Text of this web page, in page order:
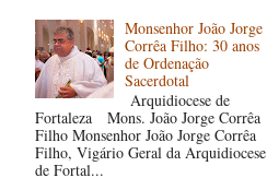
Monsenhor João Jorge
Corrêa Filho: 30 anos
de Ordenação
Sacerdotal
Arquidiocese de
Fortaleza Mons. João Jorge Corrêa
Filho Monsenhor João Jorge Corrêa
Filho, Vigário Geral da Arquidiocese
de Fortal...